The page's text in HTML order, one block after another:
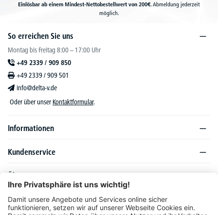
Einlösbar ab einem Mindest-Nettobestellwert von 200€.Abmeldung jederzeit
möglich.
So erreichen Sie uns
Montag bis Freitag 8:00 – 17:00 Uhr
+49 2339 / 909 850
+49 2339 / 909 501
info@delta-v.de
Oder über unser Kontaktformular.
Informationen
Kundenservice
Über DELTA-V
Produktsortiment